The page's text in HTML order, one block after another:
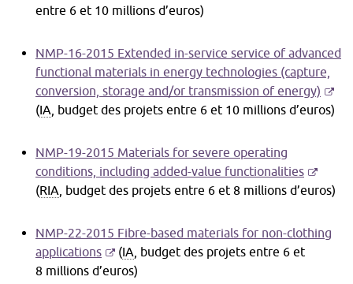
S'ouvre
une
nouvelle
fenêtre
entre 6 et 10 millions d’euros)
NMP-16-2015 Extended in-service service of advanced
functional materials in energy technologies (capture,
conversion, storage and/or transmission of energy)
(IA , budget des projets entre 6 et 10 millions d’euros)
NMP-19-2015 Materials for severe operating
conditions, including added-value functionalities-
S'ouvre
une
nouvelle
(RIA , budget des projets entre 6 et 8 millions d’euros)
NMP-22-2015 Fibre-based materials for non-clothing
applications-
S'ouvre
(IA , budget des projets entre 6 et
8 millions d’euros)